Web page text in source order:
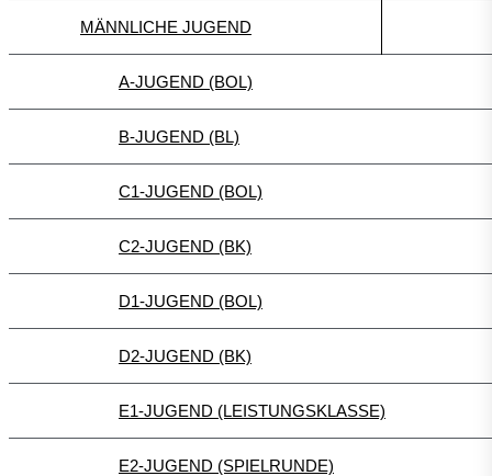
MÄNNLICHE JUGEND
A-JUGEND (BOL)
B-JUGEND (BL)
C1-JUGEND (BOL)
C2-JUGEND (BK)
D1-JUGEND (BOL)
D2-JUGEND (BK)
E1-JUGEND (LEISTUNGSKLASSE)
E2-JUGEND (SPIELRUNDE)